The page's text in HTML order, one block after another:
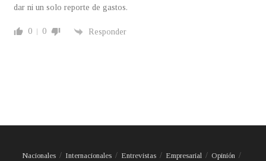
dar ni un solo reporte de gastos.
0 0 Responder
Nacionales Internacionales Entrevistas Empresarial Opinión